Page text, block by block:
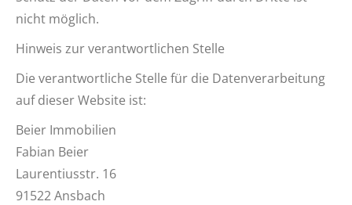
nicht möglich.
Hinweis zur verantwortlichen Stelle
Die verantwortliche Stelle für die Datenverarbeitung
auf dieser Website ist:
Beier Immobilien
Fabian Beier
Laurentiusstr. 16
91522 Ansbach